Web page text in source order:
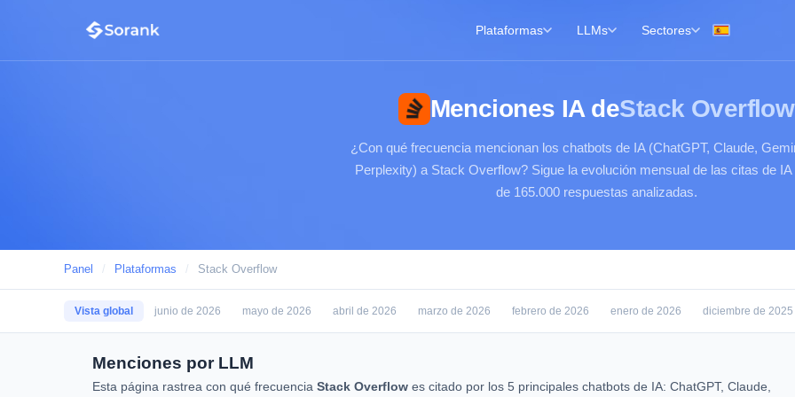
Plataformas LLMs Sectores
Menciones IA deStack Overflow
¿Con qué frecuencia mencionan los chatbots de IA (ChatGPT, Claude,
Perplexity) a Stack Overflow? Sigue la evolución mensual de las citas de IA
de 165.000 respuestas analizadas.
Panel / Plataformas / Stack Overflow
Vista global junio de 2026 mayo de 2026 abril de 2026 marzo de 2026 febrero de 2026 enero de 2026 diciembre de 2025
Menciones por LLM
Esta página rastrea con qué frecuencia Stack Overflow es citado por los 5 principales chatbots de IA: ChatGPT, Claude,